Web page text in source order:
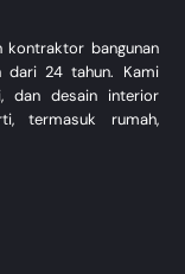
kontraktor bangunan
dari 24 tahun. Kami
dan desain interior
termasuk rumah,